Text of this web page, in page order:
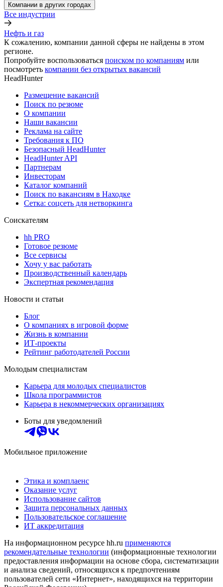
Компании в других городах
Все индустрии
Нефть и газ
К сожалению, компании данной сферы не найдены в этом
регионе.
Попробуйте воспользоваться поиском по компаниям или
посмотреть компании без открытых вакансий
HeadHunter
Размещение вакансий
Поиск по резюме
О компании
Наши вакансии
Реклама на сайте
Требования к ПО
Безопасный HeadHunter
HeadHunter API
Партнерам
Инвесторам
Каталог компаний
Поиск по вакансиям в Находке
Сетка: соцсеть для нетворкинга
Соискателям
hh PRO
Готовое резюме
Все сервисы
Хочу у вас работать
Производственный календарь
Экспертная рекомендация
Новости и статьи
Блог
О компаниях в игровой форме
Жизнь в компании
ИТ-проекты
Рейтинг работодателей России
Молодым специалистам
Карьера для молодых специалистов
Школа программистов
Карьера в некоммерческих организациях
Боты для уведомлений
Мобильное приложение
Этика и комплаенс
Оказание услуг
Использование сайтов
Защита персональных данных
Пользовательское соглашение
ИТ аккредитация
На информационном ресурсе hh.ru применяются
рекомендательные технологии (информационные технологии
предоставления информации на основе сбора, систематизации
и анализа сведений, относящихся к предпочтениям
пользователей сети «Интернет», находящихся на территории